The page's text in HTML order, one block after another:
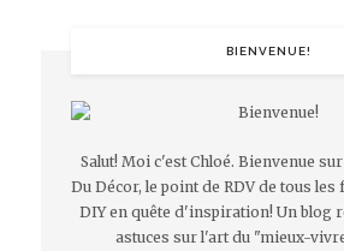
BIENVENUE!
Salut! Moi c'est Chloé. Bienvenue
Du Décor, le point de RDV de tous les
DIY en quête d'inspiration! Un blog
astuces sur l'art du "mieux-